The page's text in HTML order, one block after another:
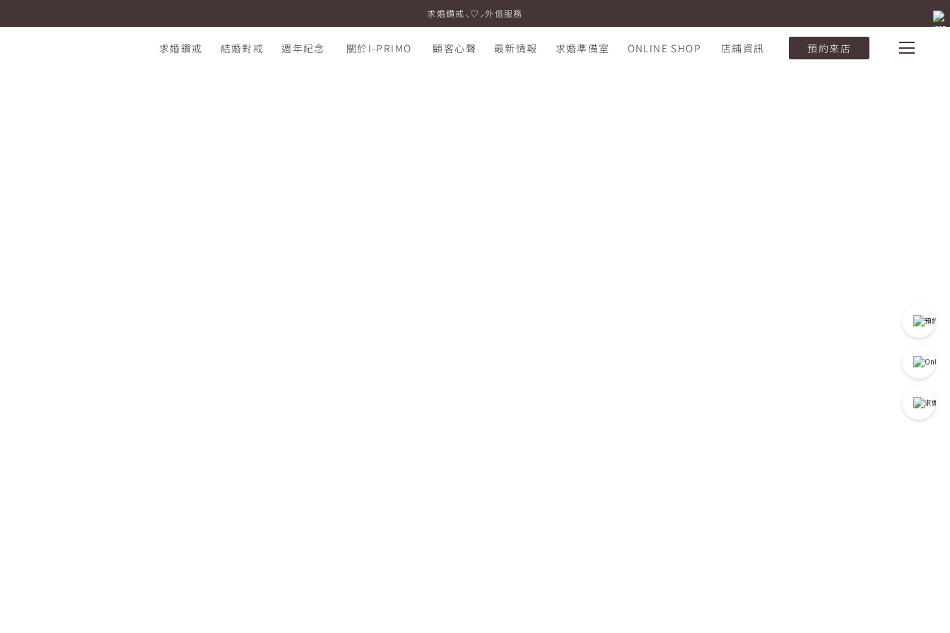
求婚鑽戒⸜♡⸝外借服務
I-PRIMO：結婚鑽石戒指專賣店
求婚鑽戒 結婚對戒 週年紀念 關於I-PRIMO 顧客心聲 最新情報 求婚準備室 ONLINE SHOP 店鋪資訊 預約來店